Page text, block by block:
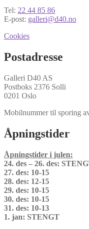
Tel: 22 44 85 86
E-post: galleri@d40.no
Cookies
Postadresse
Galleri D40 AS
Postboks 2376 Solli
0201 Oslo
Mobilnummer til sporing
Åpningstider
Åpningstider i julen:
24. des – 26. des:
27. des: 10-15
28. des: 12-15
29. des: 10-15
30. des: 10-15
31. des: 10-13
1. jan: STENGT